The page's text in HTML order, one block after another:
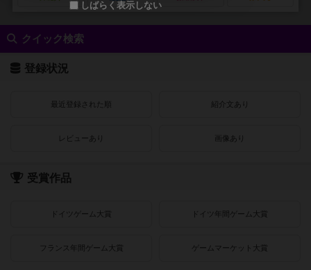
クイック検索
登録状況
最近登録された順 紹介文あり
レビューあり 画像あり
受賞作品
ドイツゲーム大賞 ドイツ年間ゲーム大賞
フランス年間ゲーム大賞 ゲームマーケット大賞
しばらく表示しない